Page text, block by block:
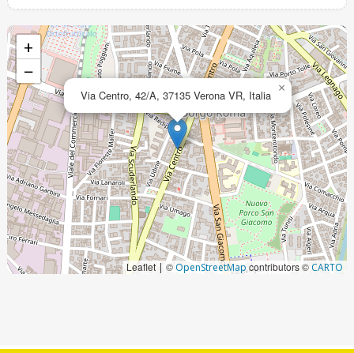
Via Centro, 42/A, 37135 Verona VR, Italia ×
+
−
Leaflet | © OpenStreetMapcontributors © CARTO